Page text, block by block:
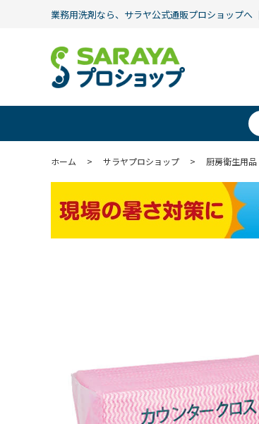
業務用洗剤なら、サラヤ公式通販プロショップへ
ホーム > サラヤプロショップ > 厨房衛生用品